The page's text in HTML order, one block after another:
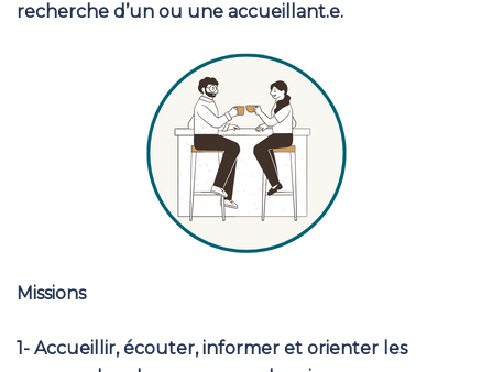
recherche d’un ou une accueillant.e.
Missions
1- Accueillir, écouter, informer et orienter les